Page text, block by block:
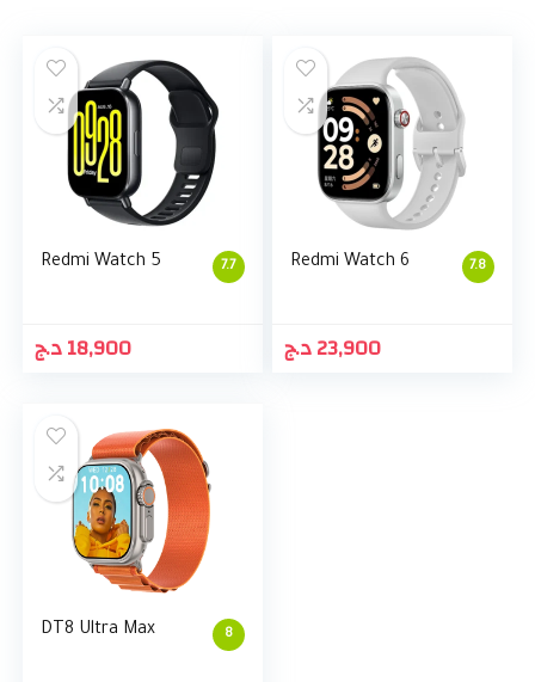
7.7
Redmi Watch 5
18,900د.ج
7.8
Redmi Watch 6
23,900د.ج
8
DT8 Ultra Max